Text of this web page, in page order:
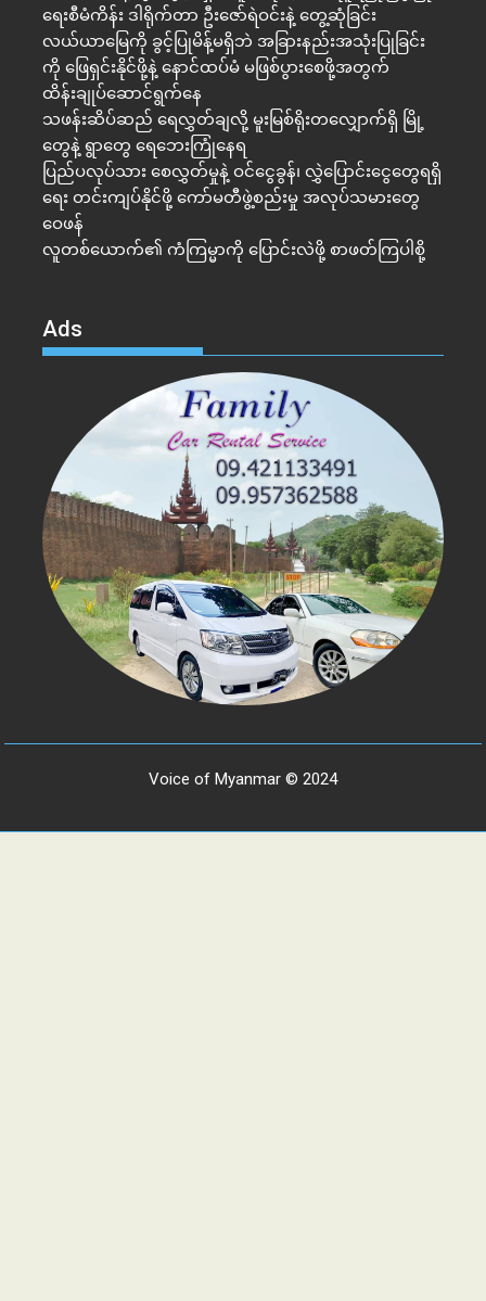
ရေးစီမံကိန်း ဒါရိုက်တာ ဦးဇော်ရဲဝင်းနဲ့ တွေ့ဆုံခြင်း
လယ်ယာမြေကို ခွင့်ပြုမိန့်မရှိဘဲ အခြားနည်းအသုံးပြုခြင်း
ကို ဖြေရှင်းနိုင်ဖို့နဲ့ နောင်ထပ်မံ မဖြစ်ပွားစေဖို့အတွက်
ထိန်းချုပ်ဆောင်ရွက်နေ
သဖန်းဆိပ်ဆည် ရေလွှတ်ချလို့ မူးမြစ်ရိုးတလျှောက်ရှိ မြို့
တွေနဲ့ ရွာတွေ ရေဘေးကြုံနေရ
ပြည်ပလုပ်သား စေလွှတ်မှုနဲ့ ဝင်ငွေခွန်၊ လွှဲပြောင်းငွေတွေရရှိ
ရေး တင်းကျပ်နိုင်ဖို့ ကော်မတီဖွဲ့စည်းမှု အလုပ်သမားတွေ
ဝေဖန်
လူတစ်ယောက်၏ ကံကြမ္မာကို ပြောင်းလဲဖို့ စာဖတ်ကြပါစို့
Ads
Voice of Myanmar © 2024